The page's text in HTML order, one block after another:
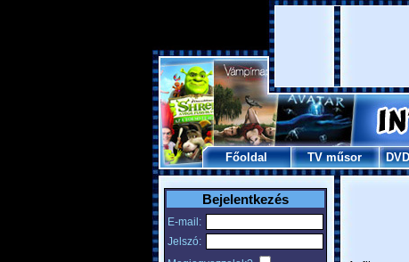
Főoldal TV műsor DVD
Bejelentkezés
E-mail:
Jelszó: